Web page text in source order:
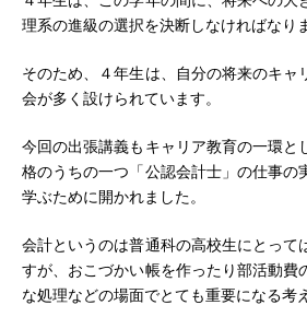
理系の進級の選択を決断しなければなり
そのため、４年生は、自分の将来のキャ
会が多く設けられています。
今回の出張講義もキャリア教育の一環と
格のうちの一つ「公認会計士」の仕事の
学ぶために開かれました。
会計というのは普通科の高校生にとって
すが、おこづかい帳を作ったり部活動費
な処理などの場面でとても重要になる考